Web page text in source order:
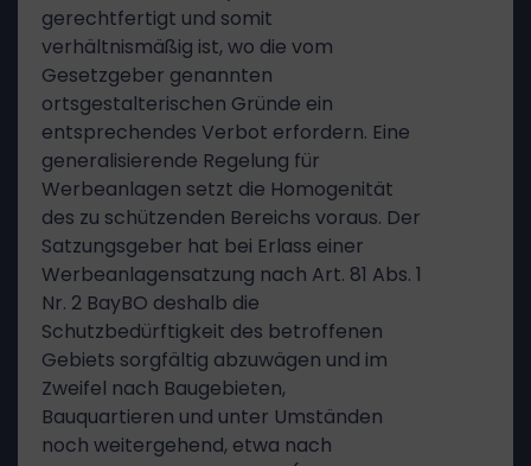
gerechtfertigt und somit
verhältnismäßig ist, wo die vom
Gesetzgeber genannten
ortsgestalterischen Gründe ein
entsprechendes Verbot erfordern. Eine
generalisierende Regelung für
Werbeanlagen setzt die Homogenität
des zu schützenden Bereichs voraus. Der
Satzungsgeber hat bei Erlass einer
Werbeanlagensatzung nach Art. 81 Abs. 1
Nr. 2 BayBO deshalb die
Schutzbedürftigkeit des betroffenen
Gebiets sorgfältig abzuwägen und im
Zweifel nach Baugebieten,
Bauquartieren und unter Umständen
noch weitergehend, etwa nach